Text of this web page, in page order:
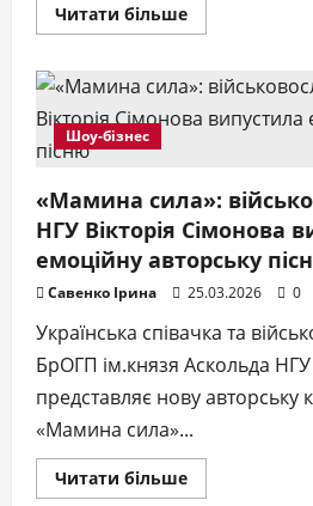
Читати більшеДокладніше
про
представив
новий
сингл
«Кохана»
про
справжні
почуття
Шоу-бізнес
«Мамина сила»:
НГУ Вікторія Сімонова
емоційну авторську
Савенко Ірина 25.03.2026 0
Українська співачка та
БрОГП ім.князя Аскольда НГУ
представляє нову авторську
«Мамина сила»...
Читати більшеДокладніше
про